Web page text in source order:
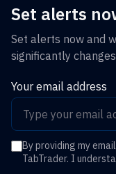
Set alerts
Set alerts now and
significantly changes
Your email address
By providing my
TabTrader. I